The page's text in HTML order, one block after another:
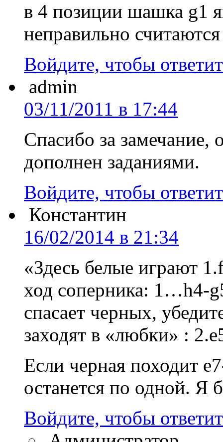
в 4 позиции шашка g1
неправильно считаются
Войдите, чтобы
admin
03/11/2011 в 17:44
Спасибо за замечание,
дополнен заданиями.
Войдите, чтобы
Константин
16/02/2014 в 21:34
«Здесь белые играют
ход соперника: 1…h4-
спасает черных,
заходят в «любки» :
Если черная походит
останется по одной. Я
Войдите, чтобы